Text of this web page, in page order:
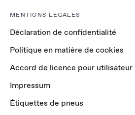
MENTIONS LÉGALES
Déclaration de confidentialité
Politique en matière de cookies
Accord de licence pour utilisateur
Impressum
Étiquettes de pneus